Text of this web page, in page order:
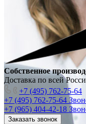
Собственное
Доставка по всей
+7 (495) 762-75-64
+7 (495) 762-75-64
+7 (965) 404-42-18
Заказать звонок